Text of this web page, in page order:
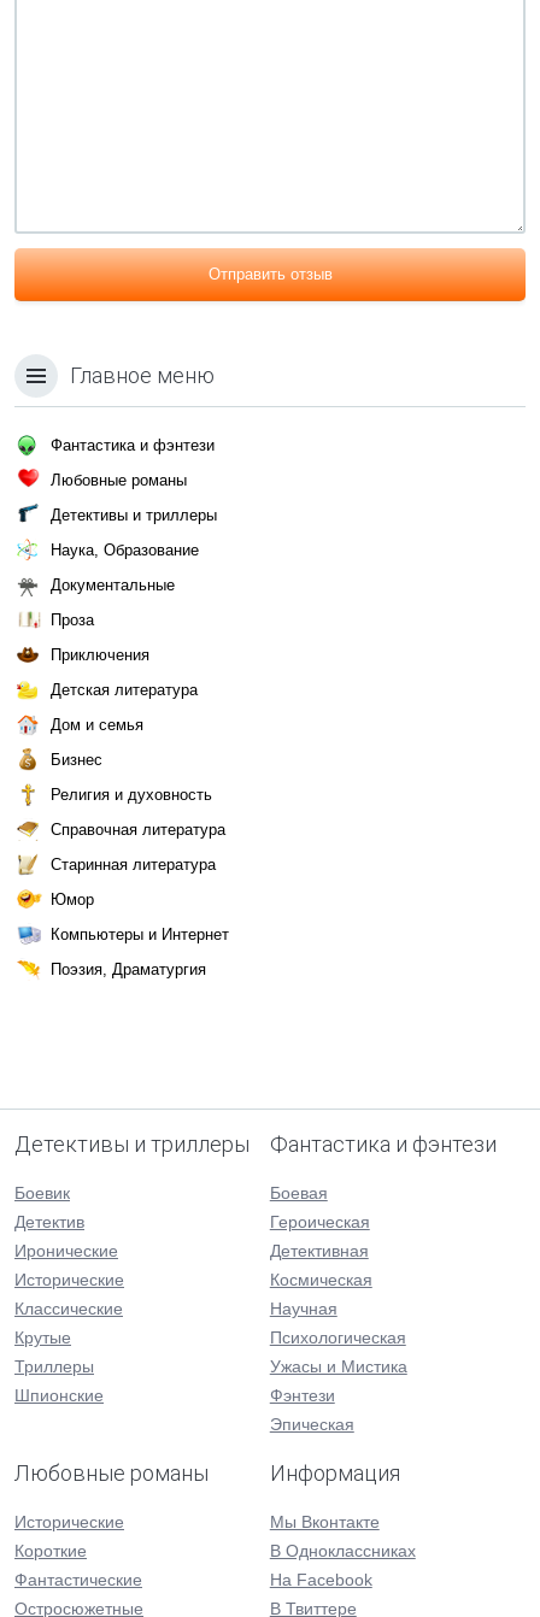
Отправить отзыв
Главное меню
Фантастика и фэнтези
Любовные романы
Детективы и триллеры
Наука, Образование
Документальные
Проза
Приключения
Детская литература
Дом и семья
Бизнес
Религия и духовность
Справочная литература
Старинная литература
Юмор
Компьютеры и Интернет
Поэзия, Драматургия
Детективы и триллеры
Боевик
Детектив
Иронические
Исторические
Классические
Крутые
Триллеры
Шпионские
Фантастика и фэнтези
Боевая
Героическая
Детективная
Космическая
Научная
Психологическая
Ужасы и Мистика
Фэнтези
Эпическая
Любовные романы
Исторические
Короткие
Фантастические
Остросюжетные
Информация
Мы Вконтакте
В Одноклассниках
На Facebook
В Твиттере